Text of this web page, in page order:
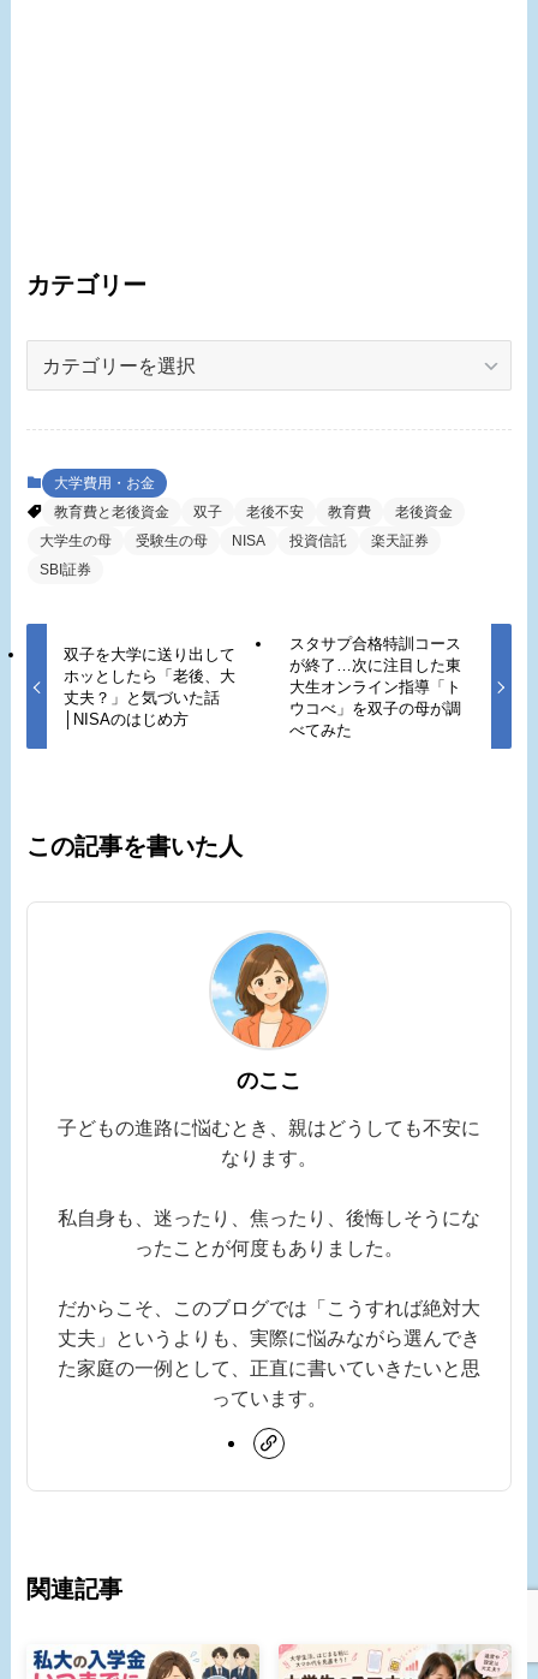
カテゴリー
ー
大学費用・お金
教育費と老後資金
双子 老後不安 教育費
老後資金
大学生の母
受験生の母 NISA 投資信託
楽天証券
SBI証券
双子を大学に送り出して
ホッとしたら「老後、大
丈夫？」と気づいた話
│NISAのはじめ方
スタサプ合格特訓コース
が終了…次に注目した東
大生オンライン指導「ト
ウコべ」を双子の母が調
べてみた
この記事を書いた人
のここ
子どもの進路に悩むとき、親はどうしても不安に
なります。
私自身も、迷ったり、焦ったり、後悔しそうにな
ったことが何度もありました。
だからこそ、このブログでは「こうすれば絶対大
丈夫」というよりも、実際に悩みながら選んでき
た家庭の一例として、正直に書いていきたいと思
っています。
関連記事